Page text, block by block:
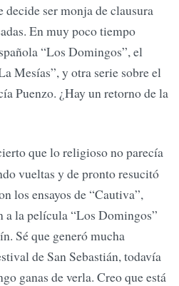
decide ser monja de clausura
En muy poco tiempo
“Los Domingos”, el
Mesías”, y otra serie sobre el
Puenzo. ¿Hay un retorno de la
que lo religioso no parecía
vueltas y de pronto resucitó
los ensayos de “Cautiva”,
a la película “Los Domingos”
Sé que generó mucha
de San Sebastián, todavía
ganas de verla. Creo que está